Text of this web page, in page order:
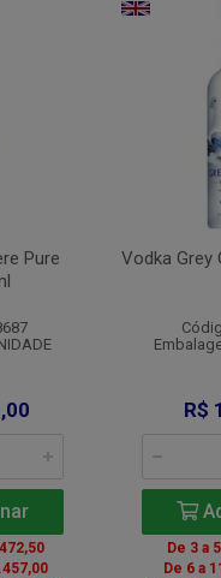
Pure
Vodka Grey
R$
De 3 a
De 6 a